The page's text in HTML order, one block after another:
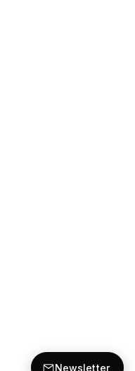
Newsletter